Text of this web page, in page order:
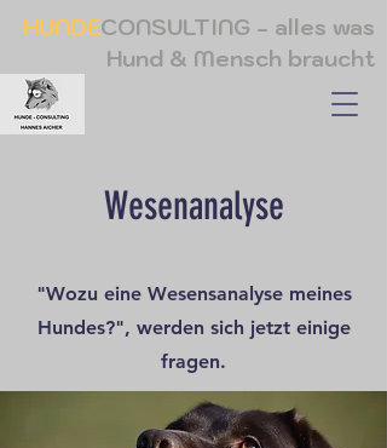
HUNDECONSULTING - alles was
Hund & Mensch braucht
Wesenanalyse
"Wozu eine Wesensanalyse meines
Hundes?", werden sich jetzt einige
fragen.